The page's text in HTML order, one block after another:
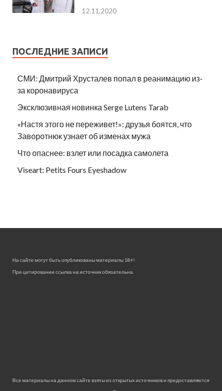
12.11.2020
ПОСЛЕДНИЕ ЗАПИСИ
СМИ: Дмитрий Хрусталев попал в реанимацию из-
за коронавируса
Эксклюзивная новинка Serge Lutens Tarab
«Настя этого не переживет!»: друзья боятся, что
Заворотнюк узнает об изменах мужа
Что опаснее: взлет или посадка самолета
Viseart: Petits Fours Eyeshadow
На сайте могут быть опубликованы материалы 18+!
При цитировании ссылка на источник обязательна.
Все материалы на данном сайте взяты из открытых источников и предоставляются